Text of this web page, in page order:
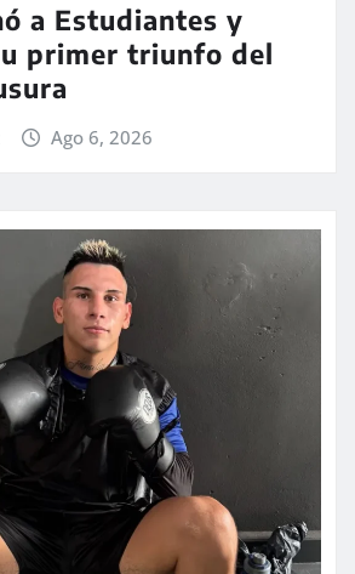
a Estudiantes y
primer triunfo del
Ago 6, 2026